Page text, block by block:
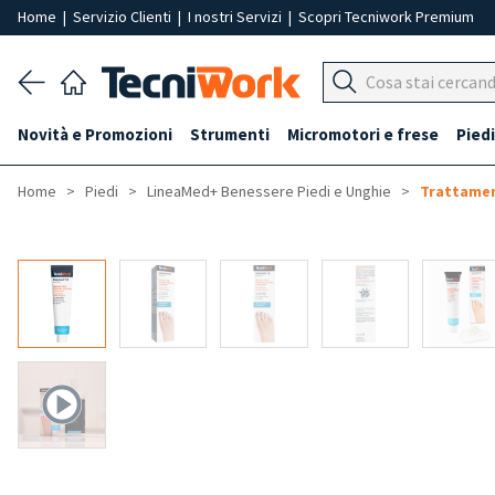
Home | Servizio Clienti | I nostri Servizi | Scopri Tecniwork Premium
Novità e Promozioni Strumenti Micromotori e frese Piedi
Home Piedi LineaMed+ Benessere Piedi e Unghie